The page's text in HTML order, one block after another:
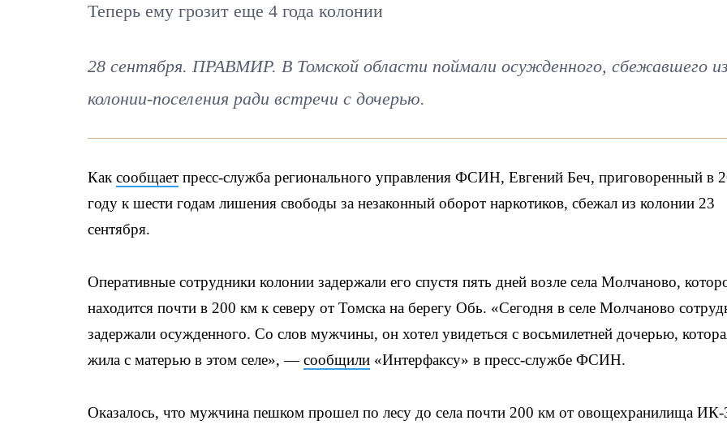
Теперь ему грозит еще 4 года колонии
28 сентября. ПРАВМИР. В Томской области поймали осужденного, сбежавшего из
колонии-поселения ради встречи с дочерью.
Как сообщает пресс-служба регионального управления ФСИН, Евгений Беч, приговоренный в
году к шести годам лишения свободы за незаконный оборот наркотиков, сбежал из колонии 23
сентября.
Оперативные сотрудники колонии задержали его спустя пять дней возле села Молчаново,
находится почти в 200 км к северу от Томска на берегу Обь. «Сегодня в селе Молчаново
задержали осужденного. Со слов мужчины, он хотел увидеться с восьмилетней дочерью,
жила с матерью в этом селе», —сообщили «Интерфаксу» в пресс-службе ФСИН.
Оказалось, что мужчина пешком прошел по лесу до села почти 200 км от овощехранилища ИК-